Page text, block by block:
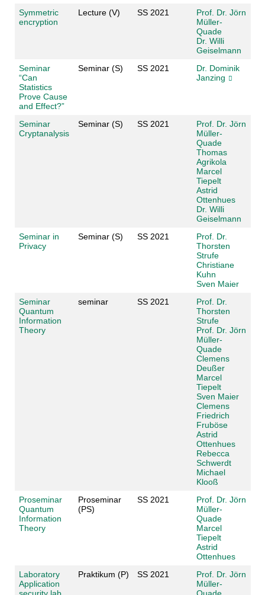
Symmetric
encryption
Lecture (V) SS 2021
Prof. Dr. Jörn
Müller-
Quade
Dr. Willi
Geiselmann
Seminar
“Can
Statistics
Prove Cause
and Effect?”
Seminar (S) SS 2021
Dr. Dominik
Janzing
Seminar
Cryptanalysis
Seminar (S) SS 2021
Prof. Dr. Jörn
Müller-
Quade
Thomas
Agrikola
Marcel
Tiepelt
Astrid
Ottenhues
Dr. Willi
Geiselmann
Seminar in
Privacy
Seminar (S) SS 2021
Prof. Dr.
Thorsten
Strufe
Christiane
Kuhn
Sven Maier
Seminar
Quantum
Information
Theory
seminar SS 2021
Prof. Dr.
Thorsten
Strufe
Prof. Dr. Jörn
Müller-
Quade
Clemens
Deußer
Marcel
Tiepelt
Sven Maier
Clemens
Friedrich
Fruböse
Astrid
Ottenhues
Rebecca
Schwerdt
Michael
Klooß
Proseminar
Quantum
Information
Theory
Proseminar
(PS)
SS 2021
Prof. Dr. Jörn
Müller-
Quade
Marcel
Tiepelt
Astrid
Ottenhues
Laboratory
Application
security lab
Praktikum (P) SS 2021
Prof. Dr. Jörn
Müller-
Quade